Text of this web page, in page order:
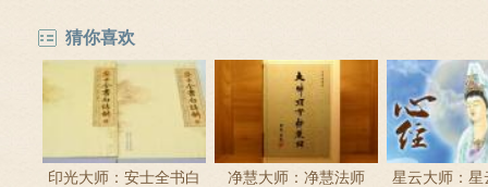
猜你喜欢
印光大师：安士全书白
净慧大师：净慧法师
星云大师：星